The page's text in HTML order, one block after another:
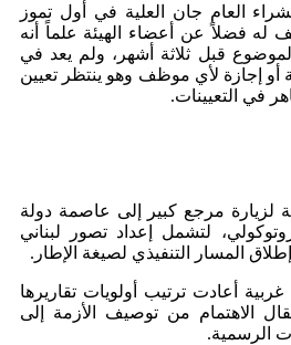
العام جان العلية في أول تموز
له فضلاً عن أعضاء الهيئة علماً أنه
قبل ثلاثة أشهر، ولم يعد في
أو إجازة لأي موظف وهو ينتظر تعيين
في التعيينات.
لزيارة مرجع كبير إلى عاصمة دولة
لتشمل إعداد تصور لبناني
المسار التنفيذي لصيغة الإطار.
أعادت ترتيب أولويات تقاريرها
الاهتمام من توصيف الأزمة إلى
الرسمية.